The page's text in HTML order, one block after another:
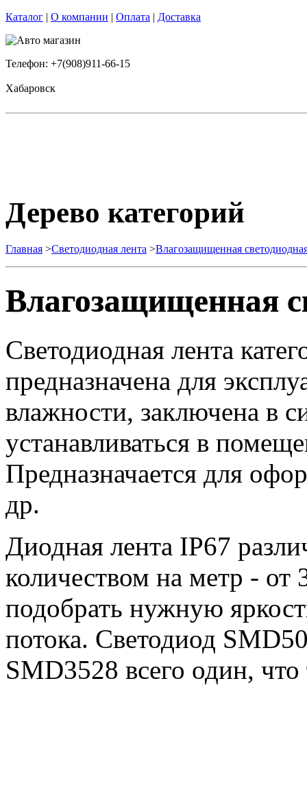
Каталог | О компании | Оплата | Доставка
Телефон: +7(908)911-66-15
Хабаровск
Дерево категорий
Главная >Светодиодная лента >Влагозащищенная
Влагозащищенная
Светодиодная лента
предназначена для
влажности, заключена в
устанавливаться в
Предназначается для
др.
Диодная лента IP67
количеством на метр -
подобрать нужную
потока. Светодиод
SMD3528 всего один,